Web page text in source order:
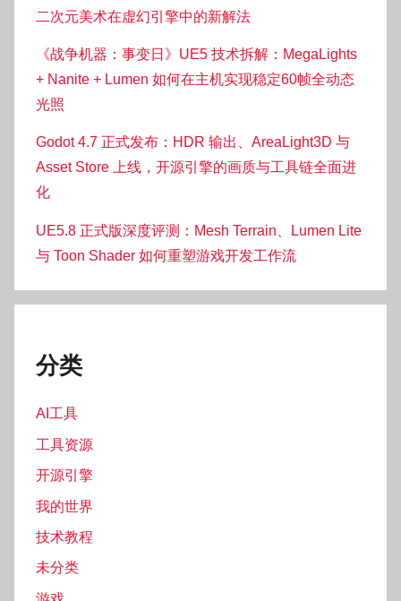
二次元美术在虚幻引擎中的新解法
《战争机器：事变日》UE5 技术拆解：MegaLights
+ Nanite + Lumen 如何在主机实现稳定60帧全动态
光照
Godot 4.7 正式发布：HDR 输出、AreaLight3D 与
Asset Store 上线，开源引擎的画质与工具链全面进
化
UE5.8 正式版深度评测：Mesh Terrain、Lumen Lite
与 Toon Shader 如何重塑游戏开发工作流
分类
AI工具
工具资源
开源引擎
我的世界
技术教程
未分类